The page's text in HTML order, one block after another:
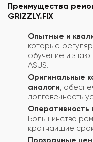
Преимущества
GRIZZLY.FIX
Опытные и
которые
обучение и
ASUS.
Оригинальные
аналоги ,
долговечность
Оперативность
Большинство
кратчайшие